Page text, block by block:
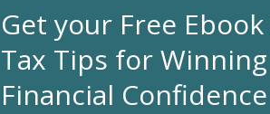
Get your Free Ebook
Tax Tips for Winning
Financial Confidence